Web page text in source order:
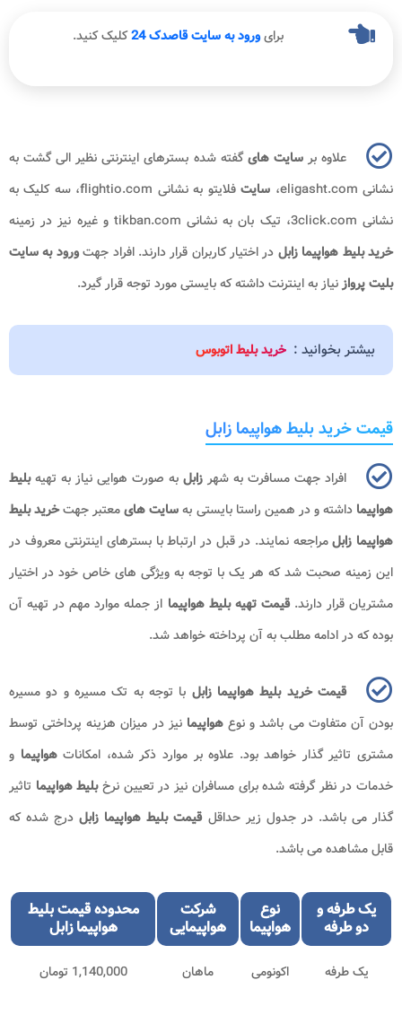
برایورود به سایت قاصدک 24 کلیک کنید.
علاوه برسایت هایگفته شده بسترهای اینترنتی نظیر الی گشت به
نشانی eligasht.com،
سایت
فلایتو به نشانی flightio.com، سه کلیک به
نشانی 3click.com، تیک بان به نشانی tikban.com و غیره نیز در زمینه
خرید بلیط هواپیما زابل در اختیار کاربران قرار دارند. افراد جهتورود به سایت
بلیت پروازنیاز به اینترنت داشته که بایستی مورد توجه قرار گیرد.
بیشتر بخوانید : خرید بلیط اتوبوس
قیمت خرید بلیط هواپیما زابل
افراد جهت مسافرت به شهر زابل به صورت هوایی نیاز به تهیهبلیط
هواپیماداشته و در همین راستا بایستی بهسایت هایمعتبر جهتخرید بلیط
هواپیما زابلمراجعه نمایند. در قبل در ارتباط با بسترهای اینترنتی معروف در
این زمینه صحبت شد که هر یک با توجه به ویژگی های خاص خود در اختیار
مشتریان قرار دارند.قیمت تهیه بلیط هواپیما از جمله موارد مهم در تهیه آن
بوده که در ادامه مطلب به آن پرداخته خواهد شد.
قیمت خرید بلیط هواپیما زابل با توجه به تک مسیره و دو مسیره
بودن آن متفاوت می باشد و نوعهواپیمانیز در میزان هزینه پرداختی توسط
مشتری تاثیر گذار خواهد بود. علاوه بر موارد ذکر شده، امکاناتهواپیما و
خدمات در نظر گرفته شده برای مسافران نیز در تعیین نرخبلیط هواپیما تاثیر
گذار می باشد. در جدول زیر حداقلقیمت بلیط هواپیما زابل درج شده که
قابل مشاهده می باشد.
یک طرفه و
دو طرفه
نوع
هواپیما
شرکت
هواپیمایی
محدوده قیمت بلیط
هواپیما زابل
یک طرفه اکونومی ماهان 1,140,000 تومان